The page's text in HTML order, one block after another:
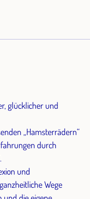
glücklicher und
„Hamsterrädern“
durch
und
Wege